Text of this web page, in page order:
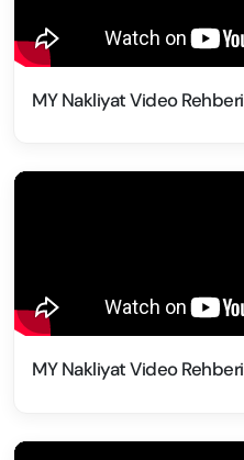
MY Nakliyat Video Rehberi
MY Nakliyat Video Rehberi